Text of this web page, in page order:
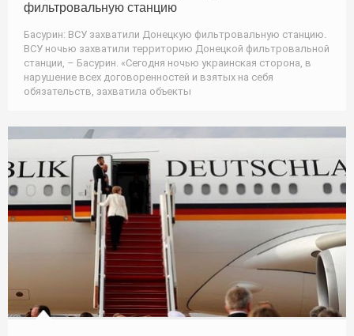
фильтровальную станцию
Басурин: ВСУ захватили Донецкую фильтровальную станцию.
ВСУ ночью захватили территорию Донецкой фильтровальной
станции, – Басурин. «Сегодня ночью украинская сторона, в
нарушение всех договоренностей и взятых на себя
обязательств, захватила объекты